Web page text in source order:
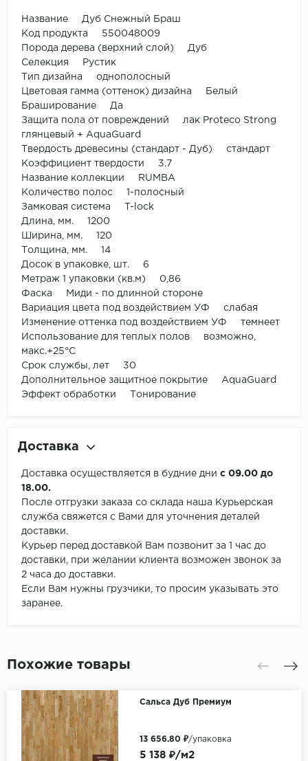
Название Дуб Снежный Браш
Код продукта 550048009
Порода дерева (верхний слой) Дуб
Селекция Рустик
Тип дизайна однополосный
Цветовая гамма (оттенок) дизайна Белый
Браширование Да
Защита пола от повреждений лак Proteco Strong
глянцевый + AquaGuard
Твердость древесины (стандарт - Дуб) стандарт
Коэффициент твердости 3.7
Название коллекции RUMBA
Количество полос 1-полосный
Замковая система T-lock
Длина, мм. 1200
Ширина, мм. 120
Толщина, мм. 14
Досок в упаковке, шт. 6
Метраж 1 упаковки (кв.м) 0,86
Фаска Миди - по длинной стороне
Вариация цвета под воздействием УФ слабая
Изменение оттенка под воздействием УФ темнеет
Использование для теплых полов возможно,
макс.+25°С
Срок службы, лет 30
Дополнительное защитное покрытие AquaGuard
Эффект обработки Тонирование
Доставка
Доставка осуществляется в будние дни с 09.00 до
18.00.
После отгрузки заказа со склада наша Курьерская
служба свяжется с Вами для уточнения деталей
доставки.
Курьер перед доставкой Вам позвонит за 1 час до
доставки, при желании клиента возможен звонок за
2 часа до доставки.
Если Вам нужны грузчики, то просим указывать это
заранее.
Похожие товары
Сальса Дуб Премиум
5 138 ₽/м2
13 656.80 ₽/упаковка